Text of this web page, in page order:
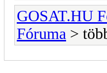
GOSAT.HU
Fóruma >